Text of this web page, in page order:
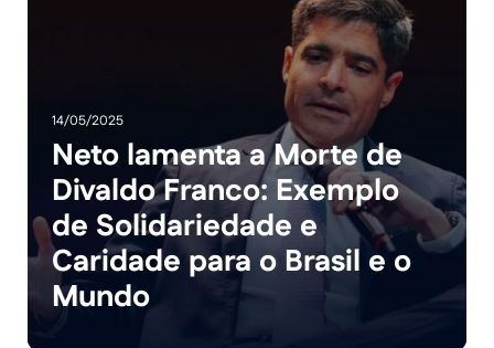
14/05/2025
Neto lamenta a Morte de
Divaldo Franco: Exemplo
de Solidariedade e
Caridade para o Brasil e o
Mundo